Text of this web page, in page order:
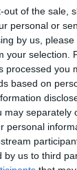
out of the sale,
personal or
by us,
your selection.
processed you
based on
may separately
personal
by us to third
OM
gratislån
objektiv i
Sony FE
OSS –
fågel,